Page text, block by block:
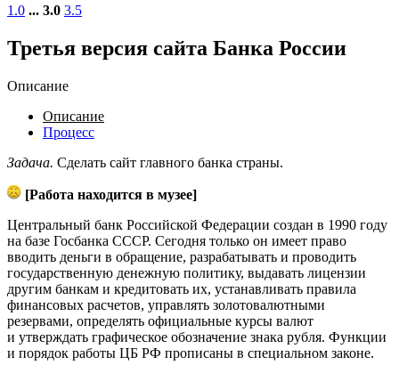
1.0 ... 3.0 3.5
Третья версия сайта Банка России
Описание
Описание
Процесс
Задача. Сделать сайт главного банка страны.
[Работа находится в музее]
Центральный банк Российской Федерации создан в 1990 году
на базе Госбанка СССР. Сегодня только он имеет право
вводить деньги в обращение, разрабатывать и проводить
государственную денежную политику, выдавать лицензии
другим банкам и кредитовать их, устанавливать правила
финансовых расчетов, управлять золотовалютными
резервами, определять официальные курсы валют
и утверждать графическое обозначение знака рубля. Функции
и порядок работы ЦБ РФ прописаны в специальном законе.